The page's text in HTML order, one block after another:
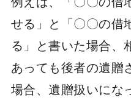
せる」と「〇〇の借
る」と書いた場合、
あっても後者の遺贈
場合、遺贈扱いにな